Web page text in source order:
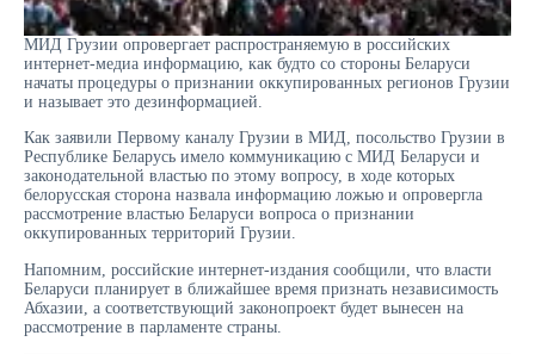
МИД Грузии опровергает распространяемую в российских
интернет-медиа информацию, как будто со стороны Беларуси
начаты процедуры о признании оккупированных регионов Грузии
и называет это дезинформацией.
Как заявили Первому каналу Грузии в МИД, посольство Грузии в
Республике Беларусь имело коммуникацию с МИД Беларуси и
законодательной властью по этому вопросу, в ходе которых
белорусская сторона назвала информацию ложью и опровергла
рассмотрение властью Беларуси вопроса о признании
оккупированных территорий Грузии.
Напомним, российские интернет-издания сообщили, что власти
Беларуси планирует в ближайшее время признать независимость
Абхазии, а соответствующий законопроект будет вынесен на
рассмотрение в парламенте страны.